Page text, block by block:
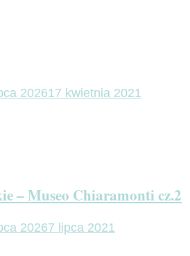
202617 kwietnia 2021
– Museo Chiaramonti cz.2
20267 lipca 2021